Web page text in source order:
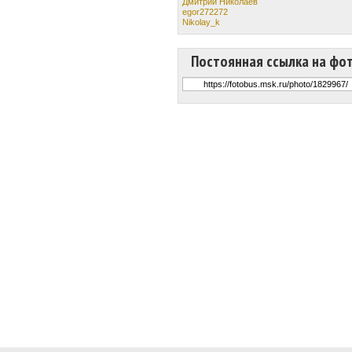
egor272272
Nikolay_k
Постоянная ссылка на